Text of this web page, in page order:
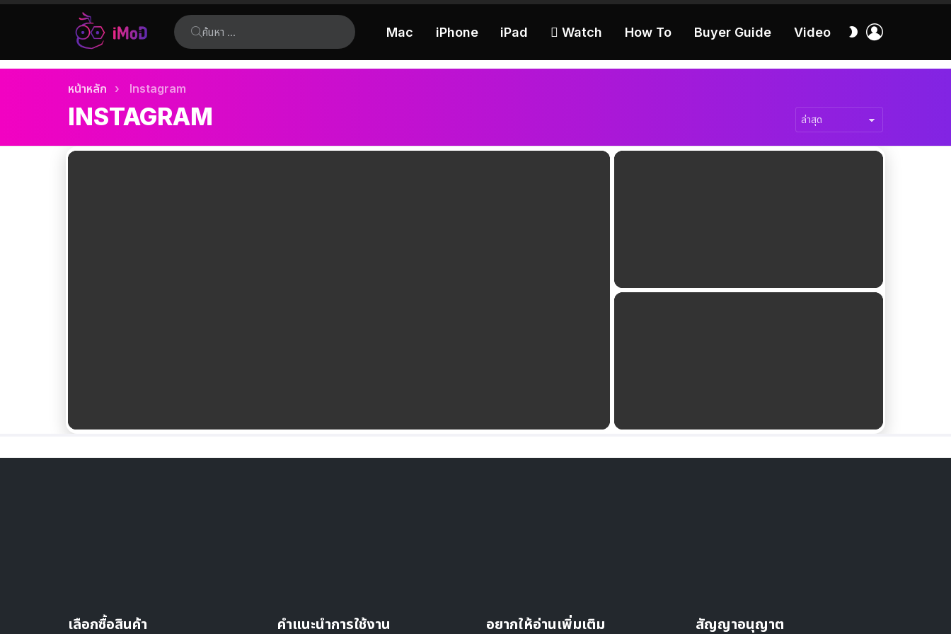
ค้นหา:
Mac iPhone iPad  Watch How To Buyer Guide Video
สลับ
เรื่อง
ล่าสุด
คุณอยู่ที่นี่:
หน้าหลัก Instagram
INSTAGRAM
เรื่อง
เลือกซื้อสินค้า คำแนะนำการใช้งาน อยากให้อ่านเพิ่มเติม สัญญาอนุญาต